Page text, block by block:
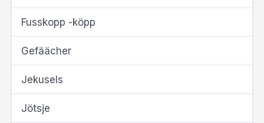
Fusskopp -köpp
Gefäächer
Jekusels
Jötsje